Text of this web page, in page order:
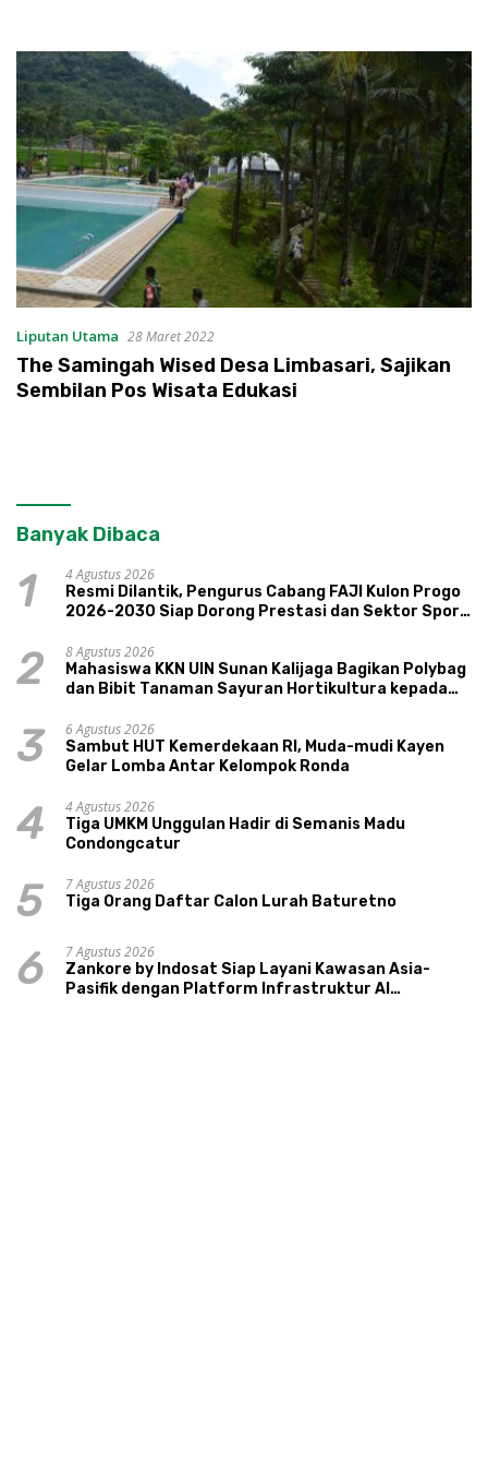
Liputan Utama 28 Maret 2022
The Samingah Wised Desa Limbasari, Sajikan
Sembilan Pos Wisata Edukasi
Banyak Dibaca
1
4 Agustus 2026
Resmi Dilantik, Pengurus Cabang FAJI Kulon Progo
2026-2030 Siap Dorong Prestasi dan Sektor Sport
2
8 Agustus 2026
Mahasiswa KKN UIN Sunan Kalijaga Bagikan Polybag
dan Bibit Tanaman Sayuran Hortikultura kepada
3
6 Agustus 2026
Sambut HUT Kemerdekaan RI, Muda-mudi Kayen
Gelar Lomba Antar Kelompok Ronda
4
4 Agustus 2026
Tiga UMKM Unggulan Hadir di Semanis Madu
Condongcatur
5
7 Agustus 2026
Tiga Orang Daftar Calon Lurah Baturetno
6
7 Agustus 2026
Zankore by Indosat Siap Layani Kawasan Asia-
Pasifik dengan Platform Infrastruktur AI